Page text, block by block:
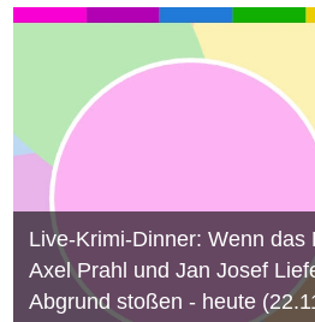
Live-Krimi-Dinner: Wenn das
Axel Prahl und Jan Josef
Abgrund stoßen - heute